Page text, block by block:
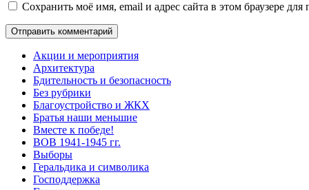
Сохранить моё имя, email и адрес сайта в этом браузере
Акции и мероприятия
Архитектура
Бдительность и безопасность
Без рубрики
Благоустройство и ЖКХ
Братья наши меньшие
Вместе к победе!
ВОВ 1941-1945 гг.
Выборы
Геральдика и символика
Господдержка